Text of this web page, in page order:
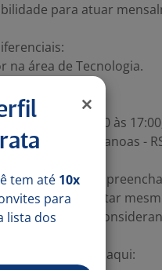
para atuar
na área de Tecnologia.
da vaga:
a sexta das 08:00 às
em São Luís, Canoas -
Caso você não
a se candidatar
do seu perfil
vai encontrar aqui:
tem até 10x
para
lista dos